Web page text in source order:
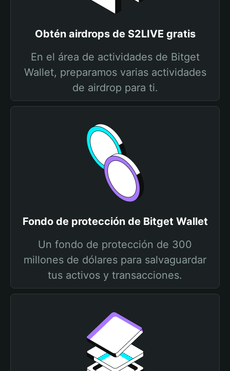
Obtén airdrops de S2LIVE gratis
En el área de actividades de Bitget
Wallet, preparamos varias actividades
de airdrop para ti.
Fondo de protección de Bitget Wallet
Un fondo de protección de 300
millones de dólares para salvaguardar
tus activos y transacciones.